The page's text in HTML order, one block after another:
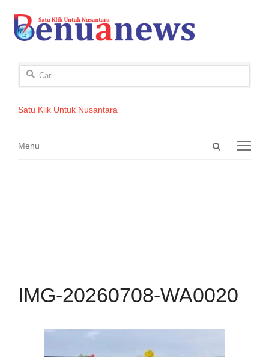
Cari
Satu Klik Untuk Nusantara
Open
Menu
Menu
IMG-20260708-WA0020